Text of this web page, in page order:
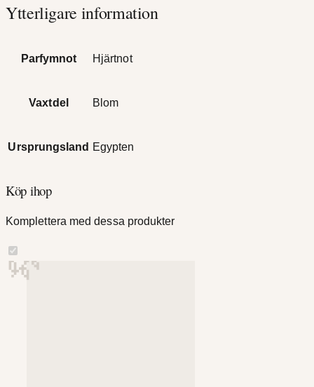
Ytterligare information
Parfymnot Hjärtnot
Vaxtdel Blom
Ursprungsland Egypten
Köp ihop
Komplettera med dessa produkter